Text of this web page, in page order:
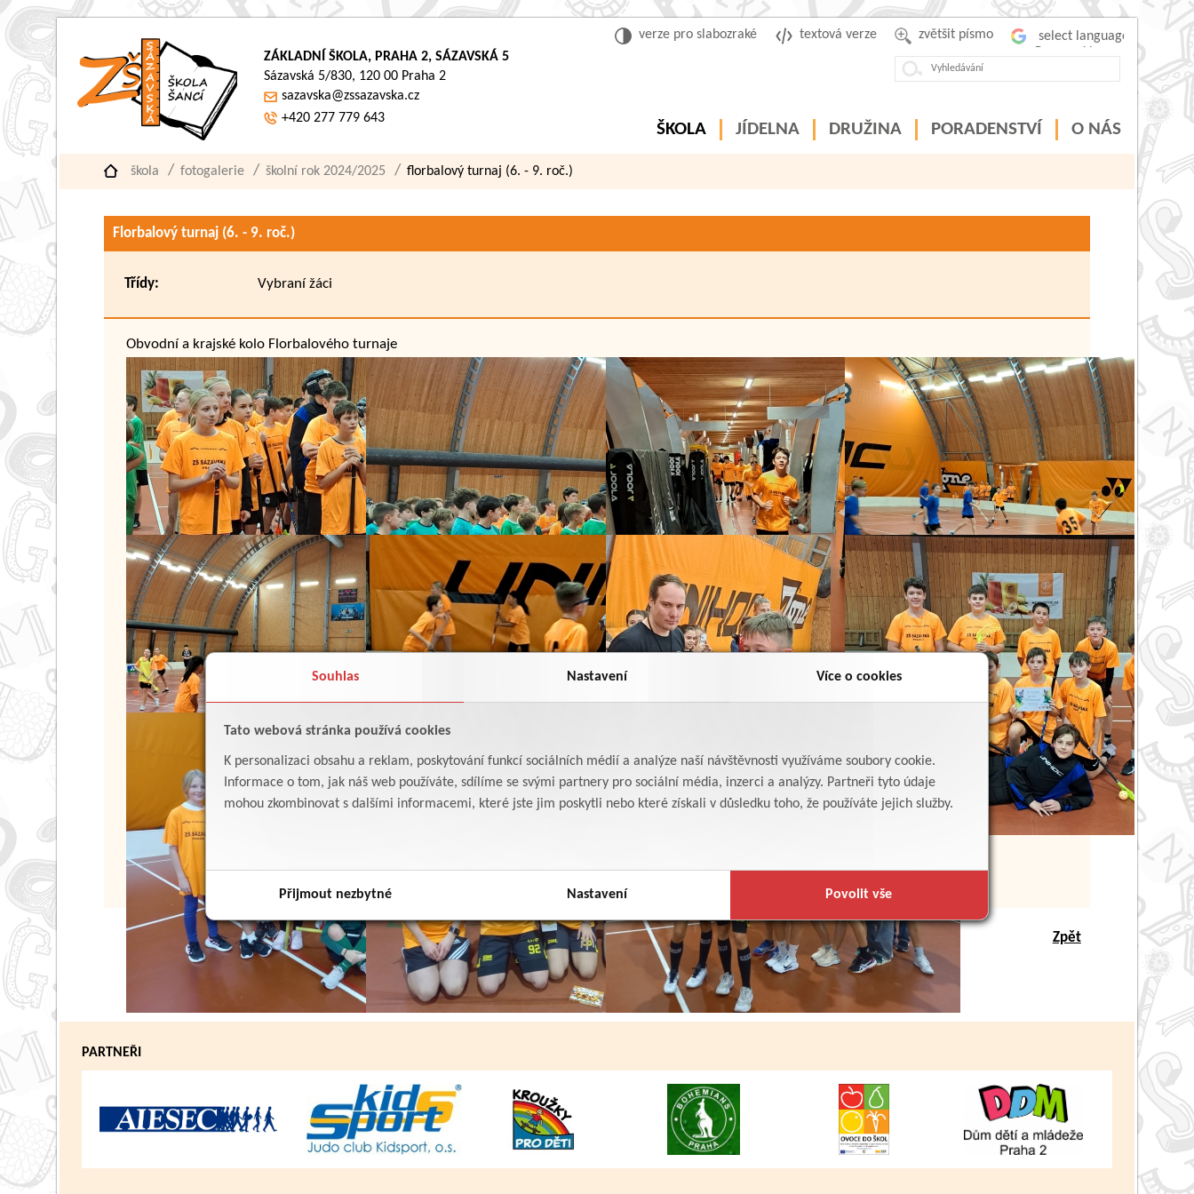
Souhlas Nastavení Více o cookies
Tato webová stránka používá cookies
K personalizaci obsahu a reklam, poskytování funkcí sociálních médií a analýze naší návštěvnosti využíváme soubory cookie.
Informace o tom, jak náš web používáte, sdílíme se svými partnery pro sociální média, inzerci a analýzy. Partneři tyto údaje
mohou zkombinovat s dalšími informacemi, které jste jim poskytli nebo které získali v důsledku toho, že používáte jejich služby.
Přijmout nezbytné Nastavení Povolit vše
zvětšit písmo
textová verze
verze pro slabozraké
ZÁKLADNÍ ŠKOLA, PRAHA 2, SÁZAVSKÁ 5
Sázavská 5/830, 120 00 Praha 2
sazavska@zssazavska.cz
+420 277 779 643
ŠKOLA JÍDELNA DRUŽINA PORADENSTVÍ O NÁS
škola fotogalerie školní rok 2024/2025 florbalový turnaj (6. - 9. roč.)
Florbalový turnaj (6. - 9. roč.)
Třídy: Vybraní žáci
Obvodní a krajské kolo Florbalového turnaje
Zpět
PARTNEŘI